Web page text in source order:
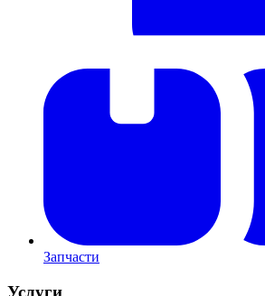
Запчасти
Услуги